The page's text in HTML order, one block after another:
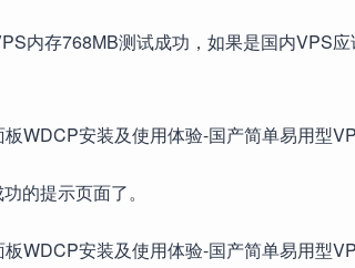
内存768MB测试成功，如果是国内VPS
的提示页面了。